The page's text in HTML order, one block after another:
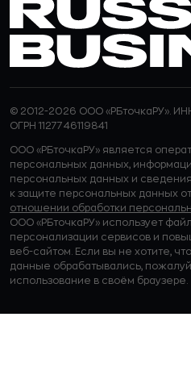
© 2012-2026 ООО «РБточкаРУ».
ОГРН 1127746119841
ООО «РБточкаРУ» является
персональных данных,
персональных данных и
к защите персональных данных
отношении обработки
ООО «РБточкаРУ» использует
персонализации сервисов и
веб-сайтом. Если вы не хотите,
данные обрабатывались,
использование в своём браузере.